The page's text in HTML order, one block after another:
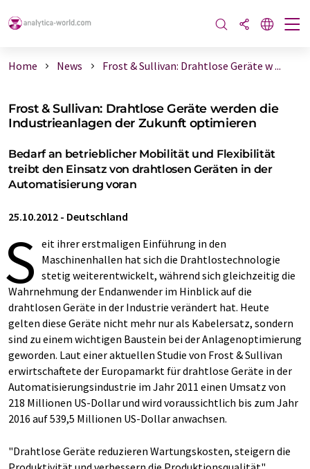
Home News Frost & Sullivan: Drahtlose Geräte w ...
Frost & Sullivan: Drahtlose Geräte werden die
Industrieanlagen der Zukunft optimieren
Bedarf an betrieblicher Mobilität und Flexibilität
treibt den Einsatz von drahtlosen Geräten in der
Automatisierung voran
25.10.2012 - Deutschland
S eit ihrer erstmaligen Einführung in den
Maschinenhallen hat sich die Drahtlostechnologie
stetig weiterentwickelt, während sich gleichzeitig die
Wahrnehmung der Endanwender im Hinblick auf die
drahtlosen Geräte in der Industrie verändert hat. Heute
gelten diese Geräte nicht mehr nur als Kabelersatz, sondern
sind zu einem wichtigen Baustein bei der Anlagenoptimierung
geworden. Laut einer aktuellen Studie von Frost & Sullivan
erwirtschaftete der Europamarkt für drahtlose Geräte in der
Automatisierungsindustrie im Jahr 2011 einen Umsatz von
218 Millionen US-Dollar und wird voraussichtlich bis zum Jahr
2016 auf 539,5 Millionen US-Dollar anwachsen.
"Drahtlose Geräte reduzieren Wartungskosten, steigern die